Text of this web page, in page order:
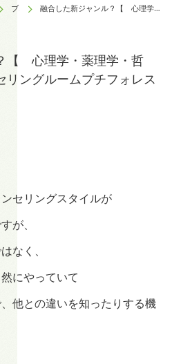
ブログ 融合した新ジャンル？【 心理学・薬理学・哲学 】姫路市カウンセリングルームプチフォレスト。
【 心理学・薬理学・哲
ングルームプチフォレス
セリングスタイルが
が、
なく、
にやっていて
他との違いを知ったりする機